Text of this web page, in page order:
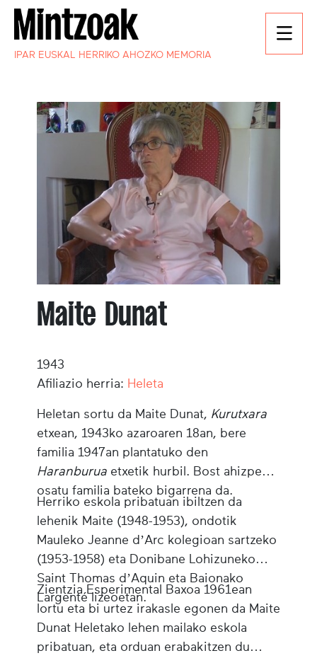
IPAR EUSKAL HERRIKO AHOZKO MEMORIA
Maite Dunat
1943
Afiliazio herria: Heleta
Heletan sortu da Maite Dunat, Kurutxara
etxean, 1943ko azaroaren 18an, bere
familia 1947an plantatuko den
Haranburua etxetik hurbil. Bost ahizpez
osatu familia bateko bigarrena da.
Herriko eskola pribatuan ibiltzen da
lehenik Maite (1948-1953), ondotik
Mauleko Jeanne d’Arc kolegioan sartzeko
(1953-1958) eta Donibane Lohizuneko
Saint Thomas d’Aquin eta Baionako
Largenté lizeoetan.
Zientzia Esperimental Baxoa 1961ean
lortu eta bi urtez irakasle egonen da Maite
Dunat Heletako lehen mailako eskola
pribatuan, eta orduan erabakitzen du